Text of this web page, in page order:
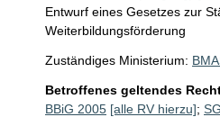
Entwurf eines Gesetzes zur
Weiterbildungsförderung
Zuständiges Ministerium:
Betroffenes geltendes
BBiG 2005 [alle RV hierzu];